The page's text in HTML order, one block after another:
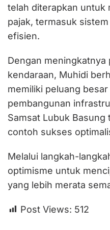
telah diterapkan untuk
pajak, termasuk
efisien.
Dengan meningkatnya
kendaraan, Muhidi
memiliki peluang
pembangunan
Samsat Lubuk
contoh sukses
Melalui langkah-
optimisme untuk
yang lebih merata
Post Views: 512